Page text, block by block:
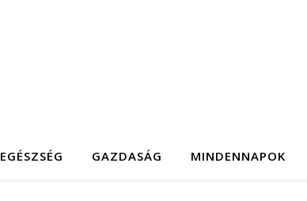
EGÉSZSÉG GAZDASÁG MINDENNAPOK